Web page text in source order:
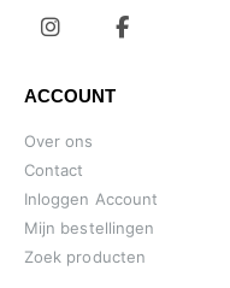
ACCOUNT
Over ons
Contact
Inloggen Account
Mijn bestellingen
Zoek producten